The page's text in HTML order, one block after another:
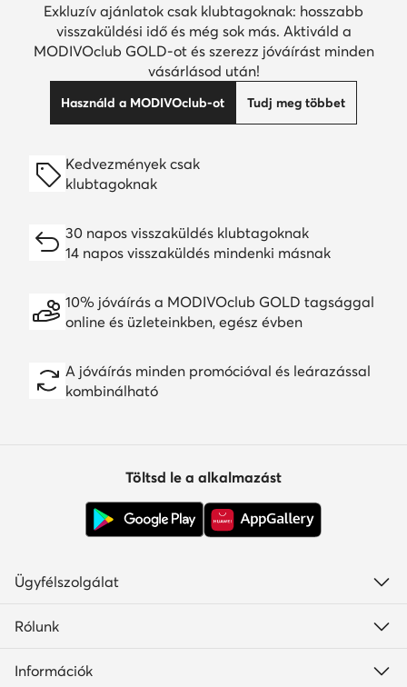
Exkluzív ajánlatok csak klubtagoknak: hosszabb
visszaküldési idő és még sok más. Aktiváld a
MODIVOclub GOLD-ot és szerezz jóváírást minden
vásárlásod után!
Használd a MODIVOclub-ot Tudj meg többet
Kedvezmények csak
klubtagoknak
30 napos visszaküldés klubtagoknak
14 napos visszaküldés mindenki másnak
10% jóváírás a MODIVOclub GOLD tagsággal
online és üzleteinkben, egész évben
A jóváírás minden promócióval és leárazással
kombinálható
Töltsd le a alkalmazást
Ügyfélszolgálat
Rólunk
Információk